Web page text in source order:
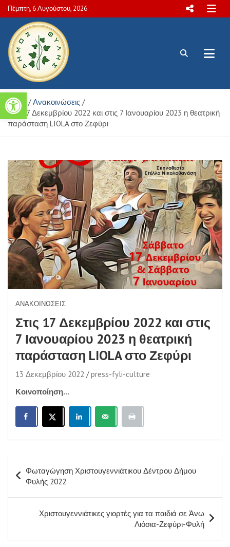
Ανοίξτε τη γραμμή εργαλείων
Skip
to
content
Πέμπτη, 6 Αυγούστου, 2026
Πολιτιστικές και Aθλητικές
δραστηριότητες Δήμου Φυλής
Home
Ανακοινώσεις
Στις 17 Δεκεμβρίου 2022 και στις 7 Ιανουαρίου 2023 η θεατρική
παράσταση LIOLA στο Ζεφύρι
ΑΝΑΚΟΙΝΏΣΕΙΣ
Στις 17 Δεκεμβρίου 2022 και στις
7 Ιανουαρίου 2023 η θεατρική
παράσταση LIOLA στο Ζεφύρι
13 Δεκεμβρίου 2022
press-fyli-culture
Κοινοποίηση...
άρθρων
Φωταγώγηση Χριστουγεννιάτικου Δέντρου Δήμου
Φυλής 2022
Χριστουγεννιάτικες γιορτές για τα παιδιά σε Άνω
Λιόσια-Ζεφύρι-Φυλή